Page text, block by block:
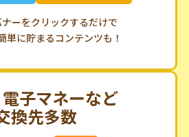
ーをクリックするだけで
単に貯まるコンテンツも！
子マネーなど
換先多数